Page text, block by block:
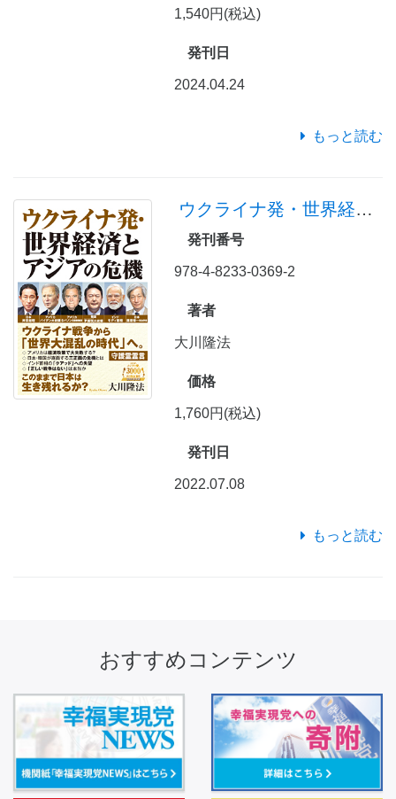
1,540円(税込)
発刊日
2024.04.24
もっと読む
ウクライナ発・世界経済とアジアの危機
発刊番号
978-4-8233-0369-2
著者
大川隆法
価格
1,760円(税込)
発刊日
2022.07.08
もっと読む
おすすめコンテンツ